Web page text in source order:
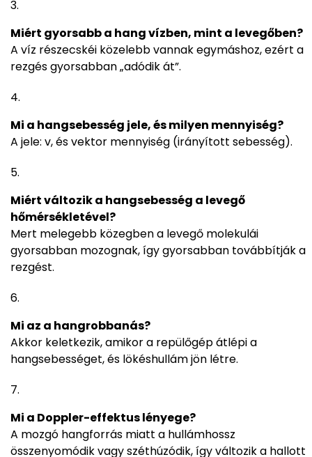
Miért gyorsabb a hang vízben, mint a levegőben?
A víz részecskéi közelebb vannak egymáshoz, ezért a
rezgés gyorsabban „adódik át”.
Mi a hangsebesség jele, és milyen mennyiség?
A jele: v, és vektor mennyiség (irányított sebesség).
Miért változik a hangsebesség a levegő
hőmérsékletével?
Mert melegebb közegben a levegő molekulái
gyorsabban mozognak, így gyorsabban továbbítják a
rezgést.
Mi az a hangrobbanás?
Akkor keletkezik, amikor a repülőgép átlépi a
hangsebességet, és lökéshullám jön létre.
Mi a Doppler-effektus lényege?
A mozgó hangforrás miatt a hullámhossz
összenyomódik vagy széthúzódik, így változik a hallott